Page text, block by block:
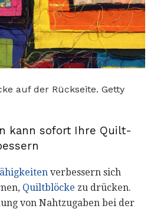
auf der Rückseite. Getty
kann sofort Ihre Quilt-
verbessern sich
Quiltblöcke zu drücken.
von Nahtzugaben bei der